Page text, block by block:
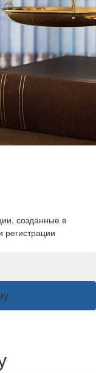
созданные в
регистрации